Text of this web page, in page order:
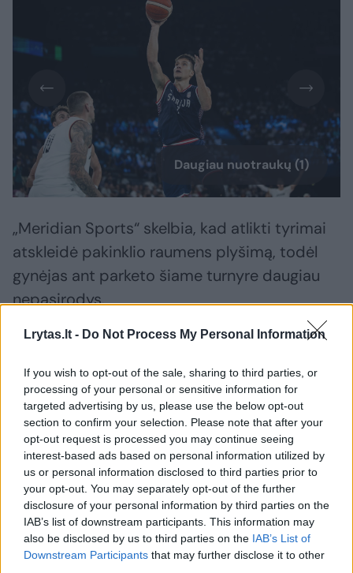
Lrytas.lt - Do Not Process My Personal Information
If you wish to opt-out of the sale, sharing to third parties, or
processing of your personal or sensitive information for
targeted advertising by us, please use the below opt-out
section to confirm your selection. Please note that after your
opt-out request is processed you may continue seeing
interest-based ads based on personal information utilized by
us or personal information disclosed to third parties prior to
your opt-out. You may separately opt-out of the further
disclosure of your personal information by third parties on the
IAB’s list of downstream participants. This information may
also be disclosed by us to third parties on the IAB’s List of
Downstream Participants that may further disclose it to other
Daugiau nuotraukų (1)
„Meridian Sports“ skelbia, kad atlikti tyrimai
atskleidė pakinklio raumens plyšimą, todėl
gynėjas ant parketo šiame turnyre daugiau
nepasirodys.
Portugalija, kurioje spėjo praleisti vos 15
minučių.
Iki tol pirmenybėse jis aikštėje vidutiniškai
rungtyniavo po 20 minučių, pelnydavo po 9
taškus, atkovodavo 3,5 kamuolio, atlikdavo 4
rezultatyvius perdavimus ir rinkdavo 12,5
naudingumo balo.